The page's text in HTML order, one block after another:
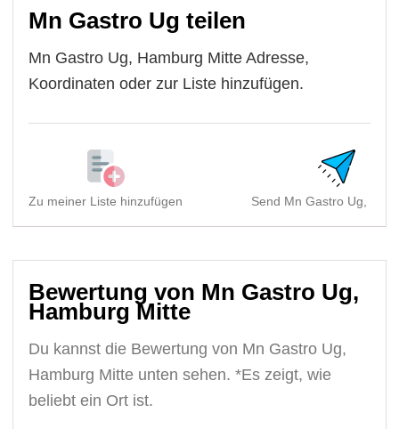
Mn Gastro Ug teilen
Mn Gastro Ug, Hamburg Mitte Adresse,
Koordinaten oder zur Liste hinzufügen.
Zu meiner Liste hinzufügen Send Mn Gastro Ug,
Bewertung von Mn Gastro Ug,
Hamburg Mitte
Du kannst die Bewertung von Mn Gastro Ug,
Hamburg Mitte unten sehen. *Es zeigt, wie
beliebt ein Ort ist.